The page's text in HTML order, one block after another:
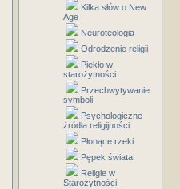
Kilka słów o New
Age
Neuroteologia
Odrodzenie religii
Piekło w
starożytności
Przechwytywanie
symboli
Psychologiczne
źródła religijności
Płonące rzeki
Pępek świata
Religie w
Starożytności -